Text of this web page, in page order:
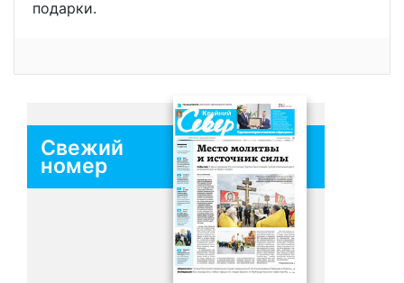
подарки.
Свежий
номер